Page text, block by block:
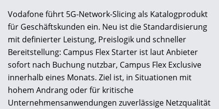
Vodafone führt 5G-Network-Slicing als Katalogprodukt
für Geschäftskunden ein. Neu ist die Standardisierung
mit definierter Leistung, Preislogik und schneller
Bereitstellung: Campus Flex Starter ist laut Anbieter
sofort nach Buchung nutzbar, Campus Flex Exclusive
innerhalb eines Monats. Ziel ist, in Situationen mit
hohem Andrang oder für kritische
Unternehmensanwendungen zuverlässige Netzqualität